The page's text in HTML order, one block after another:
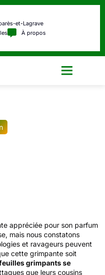
et-Lagrave
À propos
appréciée pour son parfum
mais nous constatons
et ravageurs peuvent
cette grimpante soit
grimpants se
que leurs cousins